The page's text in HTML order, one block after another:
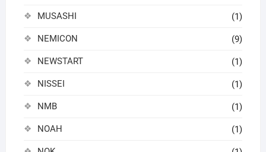
MUSASHI (1)
NEMICON (9)
NEWSTART (1)
NISSEI (1)
NMB (1)
NOAH (1)